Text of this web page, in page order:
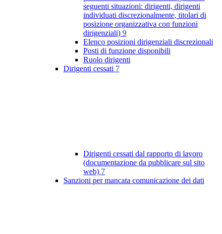
seguenti situazioni: dirigenti, dirigenti
individuati discrezionalmente, titolari di
posizione organizzativa con funzioni
dirigenziali) 9
Elenco posizioni dirigenziali discrezionali
Posti di funzione disponibili
Ruolo dirigenti
Dirigenti cessati 7
Dirigenti cessati dal rapporto di lavoro
(documentazione da pubblicare sul sito
web) 7
Sanzioni per mancata comunicazione dei dati